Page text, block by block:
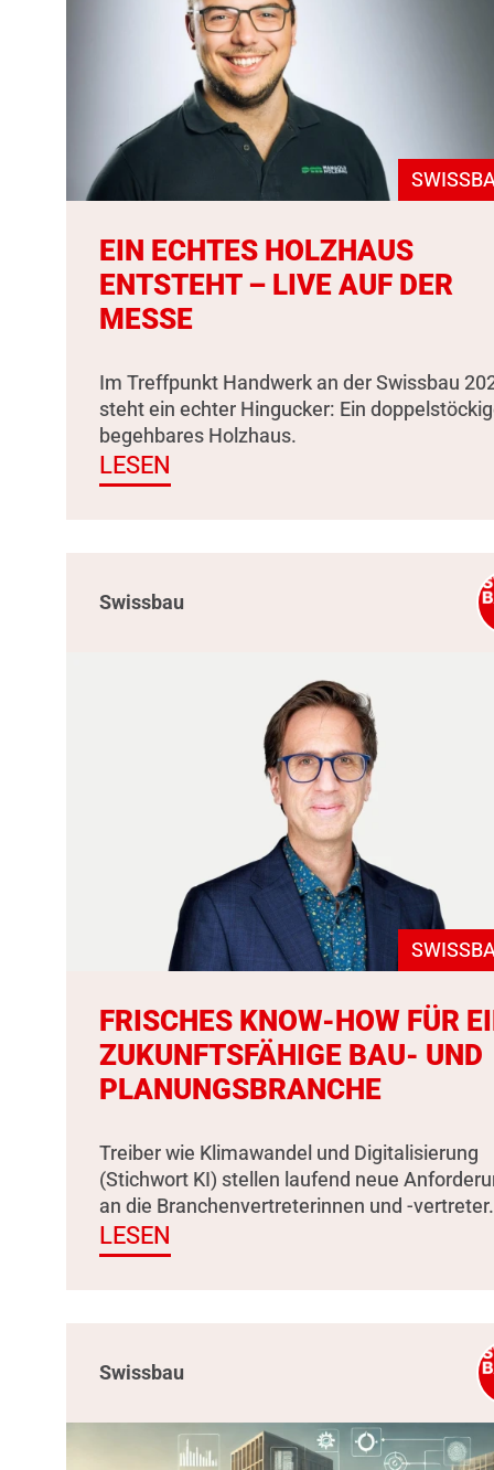
EIN ECHTES HOLZHAUS
ENTSTEHT – LIVE AUF DER
MESSE
Im Treffpunkt Handwerk an der Swissbau
steht ein echter Hingucker: Ein
begehbares Holzhaus.
LESEN
Swissbau
FRISCHES KNOW-HOW FÜR
ZUKUNFTSFÄHIGE BAU- UND
PLANUNGSBRANCHE
Treiber wie Klimawandel und Digitalisierung
(Stichwort KI) stellen laufend neue
an die Branchenvertreterinnen und -vertreter.
LESEN
Swissbau